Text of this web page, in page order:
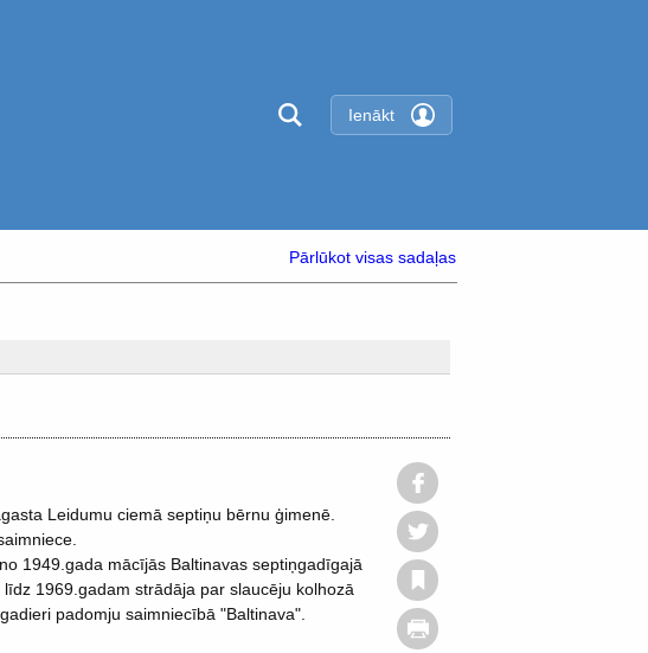
Ienākt
Pārlūkot visas sadaļas
Leidumu ciemā septiņu bērnu ģimenē.
1949.gada mācījās Baltinavas septiņgadīgajā
1969.gadam strādāja par slaucēju kolhozā
padomju saimniecībā "Baltinava".